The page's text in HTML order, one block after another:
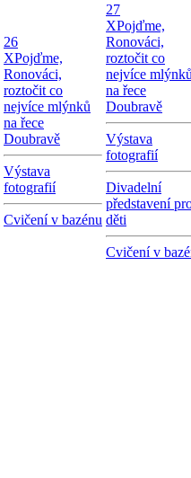
26
XPojďme,
Ronováci,
roztočit co
nejvíce mlýnků
na řece
Doubravě
Výstava
fotografií
Cvičení v bazénu
27
XPojďme,
Ronováci,
roztočit co
nejvíce
na řece
Doubravě
Výstava
fotografií
Divadelní
představení
děti
Cvičení v